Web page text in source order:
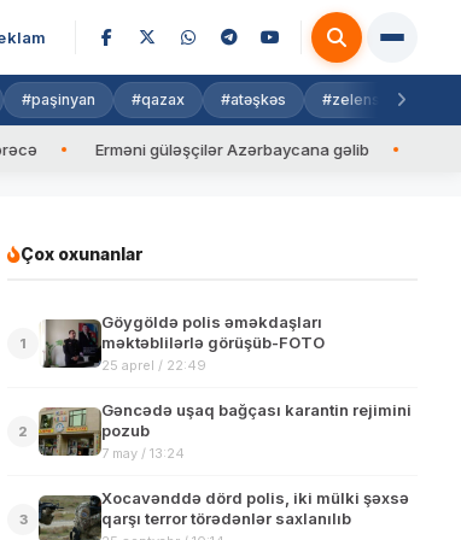
#paşinyan #qazax #atəşkəs #zelenski
Erməni güləşçilər Azərbaycana gəlib İlham Əliyev
Çox oxunanlar
1
Göygöldə polis əməkdaşları
məktəblilərlə görüşüb-FOTO
25 aprel / 22:49
2
Gəncədə uşaq bağçası karantin rejimini
pozub
7 may / 13:24
3
Xocavənddə dörd polis, iki mülki şəxsə
qarşı terror törədənlər saxlanılıb